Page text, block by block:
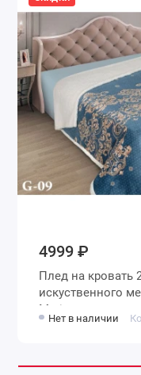
4999 ₽
Плед на кровать 240х210 евро из
искуственного меха 400 г/
Marianna
Нет в наличии